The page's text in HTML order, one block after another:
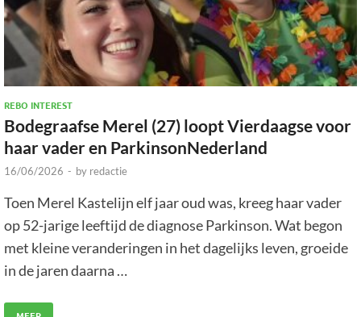
REBO INTEREST
Bodegraafse Merel (27) loopt Vierdaagse voor
haar vader en ParkinsonNederland
16/06/2026 - by redactie
Toen Merel Kastelijn elf jaar oud was, kreeg haar vader
op 52-jarige leeftijd de diagnose Parkinson. Wat begon
met kleine veranderingen in het dagelijks leven, groeide
in de jaren daarna …